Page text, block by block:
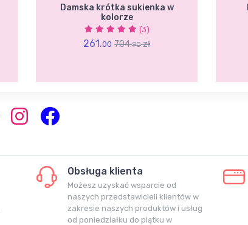
Damska krótka sukienka w
kolorze
(3)
261.00 704.90zł
Obsługa klienta
Możesz uzyskać wsparcie od
naszych przedstawicieli klientów w
zakresie naszych produktów i usług
od poniedziałku do piątku w